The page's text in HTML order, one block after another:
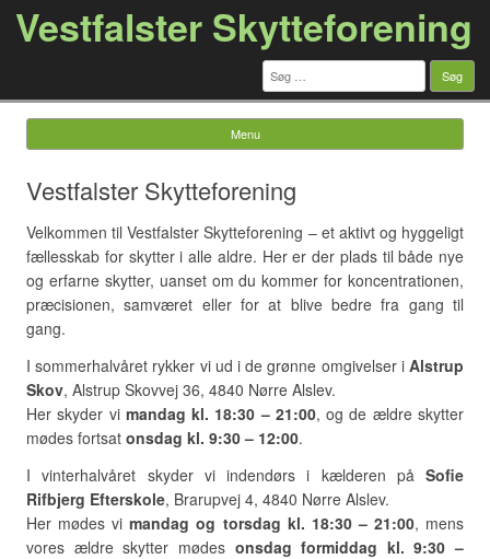
Vestfalster Skytteforening
Søg
efter:
Menu
Vestfalster Skytteforening
Velkommen til Vestfalster Skytteforening – et aktivt og hyggeligt
fællesskab for skytter i alle aldre. Her er der plads til både nye
og erfarne skytter, uanset om du kommer for koncentrationen,
præcisionen, samværet eller for at blive bedre fra gang til
gang.
I sommerhalvåret rykker vi ud i de grønne omgivelser i Alstrup
Skov, Alstrup Skovvej 36, 4840 Nørre Alslev.
Her skyder vi mandag kl. 18:30 – 21:00, og de ældre skytter
mødes fortsat onsdag kl. 9:30 – 12:00.
I vinterhalvåret skyder vi indendørs i kælderen på Sofie
Rifbjerg Efterskole, Brarupvej 4, 4840 Nørre Alslev.
Her mødes vimandag og torsdag kl. 18:30 – 21:00, mens
vores ældre skytter mødes onsdag formiddag kl. 9:30 –